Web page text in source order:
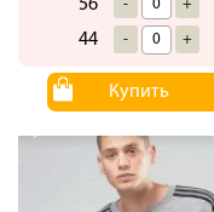
56 - +
44 - +
Купить